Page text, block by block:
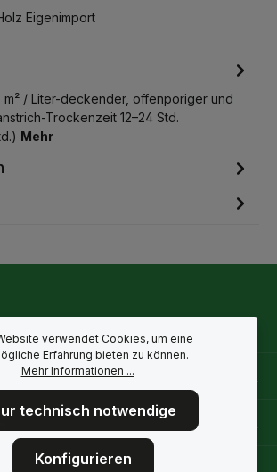
Eigenimport
m² / Liter-deckender, offenporiger und
Trockenzeit 12–24 Std.
Mehr
verwendet Cookies, um eine
Erfahrung bieten zu können.
Mehr Informationen ...
technisch notwendige
Konfigurieren